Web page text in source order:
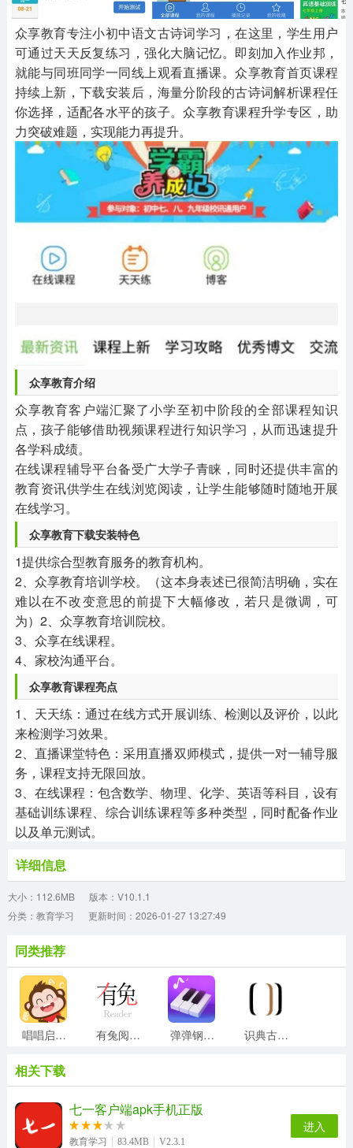
众享教育专注小初中语文古诗词学习，在这里，学生用户
可通过天天反复练习，强化大脑记忆。即刻加入作业邦，
就能与同班同学一同线上观看直播课。众享教育首页课程
持续上新，下载安装后，海量分阶段的古诗词解析课程任
你选择，适配各水平的孩子。众享教育课程升学专区，助
力突破难题，实现能力再提升。
众享教育介绍
众享教育客户端汇聚了小学至初中阶段的全部课程知识
点，孩子能够借助视频课程进行知识学习，从而迅速提升
各学科成绩。
在线课程辅导平台备受广大学子青睐，同时还提供丰富的
教育资讯供学生在线浏览阅读，让学生能够随时随地开展
在线学习。
众享教育下载安装特色
1提供综合型教育服务的教育机构。
2、众享教育培训学校。（这本身表述已很简洁明确，实在
难以在不改变意思的前提下大幅修改，若只是微调，可
为）2、众享教育培训院校。
3、众享在线课程。
4、家校沟通平台。
众享教育课程亮点
1、天天练：通过在线方式开展训练、检测以及评价，以此
来检测学习效果。
2、直播课堂特色：采用直播双师模式，提供一对一辅导服
务，课程支持无限回放。
3、在线课程：包含数学、物理、化学、英语等科目，设有
基础训练课程、综合训练课程等多种类型，同时配备作业
以及单元测试。
详细信息
大小：112.6MB
版本：V10.1.1
分类：教育学习
更新时间：2026-01-27 13:27:49
同类推荐
唱唱启蒙英语官方正版 有兔阅读官方版 弹弹钢琴直装版 识典古籍最新版
扯淡联盟通用版 简至人人通安卓官方版
相关下载
七一客户端apk手机正版
教育学习 83.4MB V2.3.1
进入